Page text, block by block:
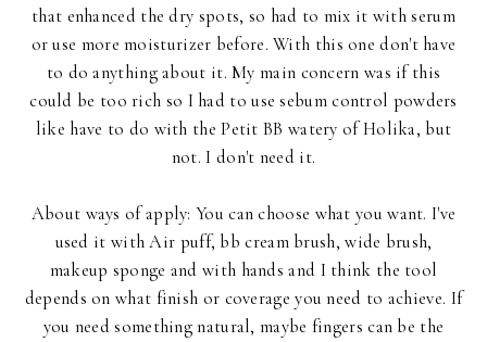
that enhanced the dry spots, so had to mix it with serum
or use more moisturizer before. With this one don't have
to do anything about it. My main concern was if this
could be too rich so I had to use sebum control powders
like have to do with the Petit BB watery of Holika, but
not. I don't need it.
About ways of apply: You can choose what you want. I've
used it with Air puff, bb cream brush, wide brush,
makeup sponge and with hands and I think the tool
depends on what finish or coverage you need to achieve. If
you need something natural, maybe fingers can be the